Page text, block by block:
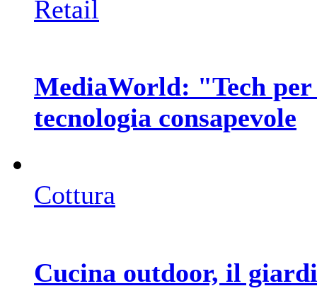
Retail
MediaWorld: "Tech
tecnologia consapevole
Cottura
Cucina outdoor, il